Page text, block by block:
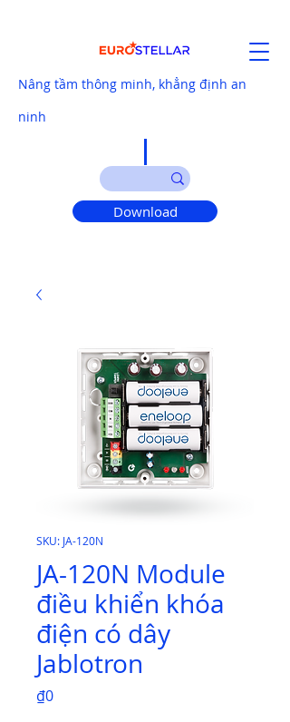
Nâng tầm thông minh, khẳng định an
ninh
Download
SKU: JA-120N
JA-120N Module
điều khiển khóa
điện có dây
Jablotron
₫0Price